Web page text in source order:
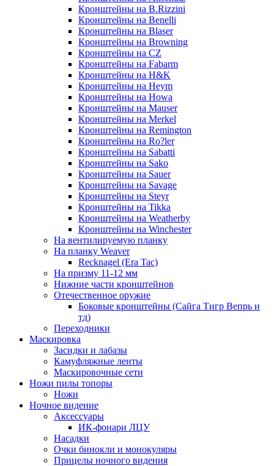
Кронштейны на B.Rizzini
Кронштейны на Benelli
Кронштейны на Blaser
Кронштейны на Browning
Кронштейны на CZ
Кронштейны на Fabarm
Кронштейны на H&K
Кронштейны на Heym
Кронштейны на Howa
Кронштейны на Mauser
Кронштейны на Merkel
Кронштейны на Remington
Кронштейны на Ro?ler
Кронштейны на Sabatti
Кронштейны на Sako
Кронштейны на Sauer
Кронштейны на Savage
Кронштейны на Steyr
Кронштейны на Tikka
Кронштейны на Weatherby
Кронштейны на Winchester
На вентилируемую планку
На планку Weaver
Recknagel (Era Tac)
На призму 11-12 мм
Нижние части кронштейнов
Отечественное оружие
Боковые кронштейны (Сайга Тигр Вепрь и
тд)
Переходники
Маскировка
Засидки и лабазы
Камуфляжные ленты
Маскировочные сети
Ножи пилы топоры
Ножи
Ночное видение
Аксессуары
ИК-фонари ЛЦУ
Насадки
Очки бинокли и монокуляры
Прицелы ночного видения